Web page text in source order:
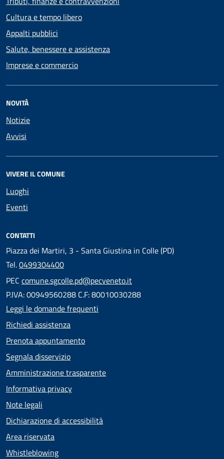
Cultura e tempo libero
Appalti pubblici
Salute, benessere e assistenza
Imprese e commercio
NOVITÀ
Notizie
Avvisi
VIVERE IL COMUNE
Luoghi
Eventi
CONTATTI
Piazza dei Martiri, 3 - Santa Giustina in Colle (PD)
Tel.0499304400
PEC comune.sgcolle.pd@pecveneto.it
P.IVA: 00949560288 C.F: 80010030288
Leggi le domande frequenti
Richiedi assistenza
Prenota appuntamento
Segnala disservizio
Amministrazione trasparente
Informativa privacy
Note legali
Dichiarazione di accessibilità
Area riservata
Whistleblowing